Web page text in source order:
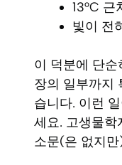
13°C 근
빛이 전
이 덕분에 단
장의 일부까지
습니다. 이런
세요. 고생물학
소문(은 없지